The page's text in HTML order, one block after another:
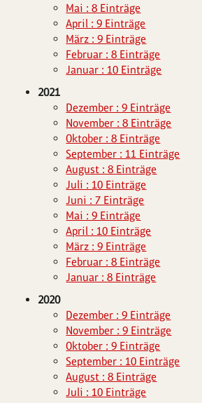
Mai : 8 Einträge
April : 9 Einträge
März : 9 Einträge
Februar : 8 Einträge
Januar : 10 Einträge
2021
Dezember : 9 Einträge
November : 8 Einträge
Oktober : 8 Einträge
September : 11 Einträge
August : 8 Einträge
Juli : 10 Einträge
Juni : 7 Einträge
Mai : 9 Einträge
April : 10 Einträge
März : 9 Einträge
Februar : 8 Einträge
Januar : 8 Einträge
2020
Dezember : 9 Einträge
November : 9 Einträge
Oktober : 9 Einträge
September : 10 Einträge
August : 8 Einträge
Juli : 10 Einträge